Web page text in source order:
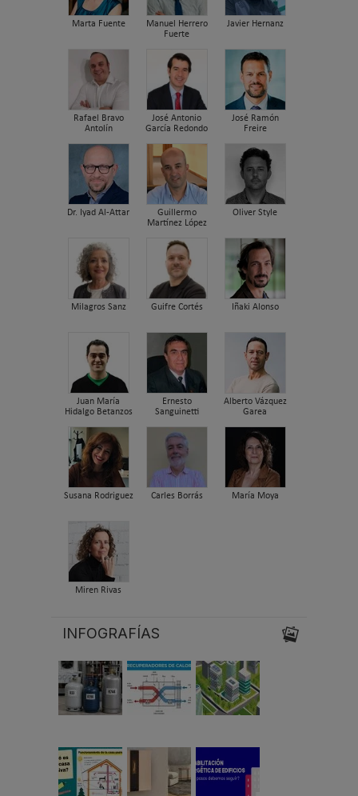
Marta Fuente
Manuel Herrero
Fuerte
Javier Hernanz
Rafael Bravo
Antolín
José Antonio
García Redondo
José Ramón
Freire
Dr. Iyad Al-Attar
Guillermo
Martínez López
Oliver Style
Milagros Sanz Guifre Cortés Iñaki Alonso
Juan María
Hidalgo Betanzos
Ernesto
Sanguinetti
Alberto Vázquez
Garea
Susana Rodriguez Carles Borrás María Moya
Miren Rivas
INFOGRAFÍAS